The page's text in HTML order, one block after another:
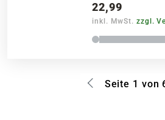
22,99
inkl. MwSt. zzgl.
Seite 1 von